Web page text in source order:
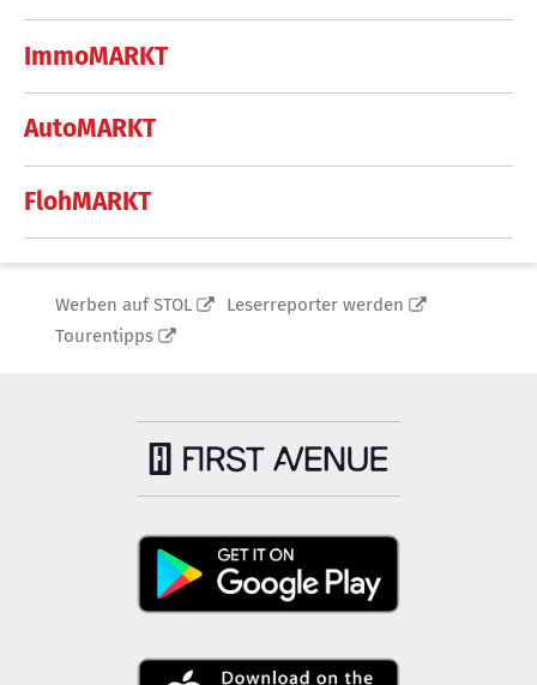
ImmoMARKT
AutoMARKT
FlohMARKT
Werben auf STOL
Leserreporter werden
Tourentipps